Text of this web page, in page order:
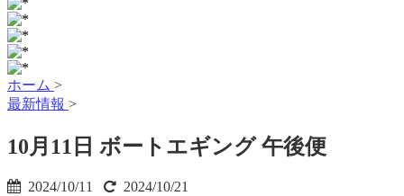
ホーム >
最新情報 >
10月11日 ボートエギング 午後便
2024/10/11 2024/10/21